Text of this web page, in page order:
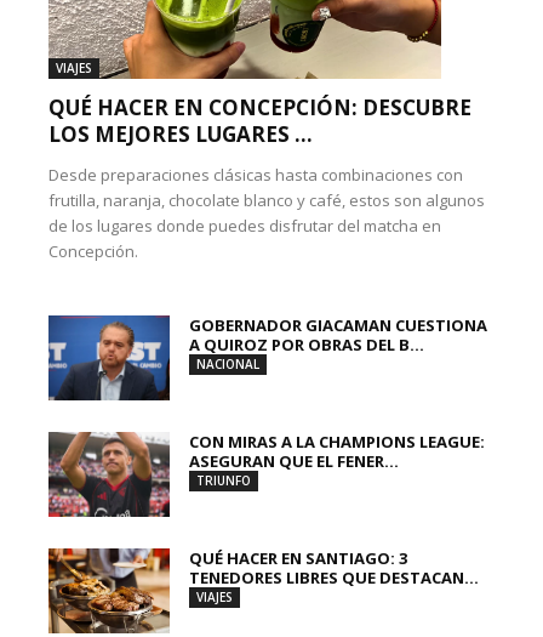
VIAJES
QUÉ HACER EN CONCEPCIÓN: DESCUBRE
LOS MEJORES LUGARES ...
Desde preparaciones clásicas hasta combinaciones con
frutilla, naranja, chocolate blanco y café, estos son algunos
de los lugares donde puedes disfrutar del matcha en
Concepción.
GOBERNADOR GIACAMAN CUESTIONA
A QUIROZ POR OBRAS DEL B...
NACIONAL
CON MIRAS A LA CHAMPIONS LEAGUE:
ASEGURAN QUE EL FENER...
TRIUNFO
QUÉ HACER EN SANTIAGO: 3
TENEDORES LIBRES QUE DESTACAN...
VIAJES